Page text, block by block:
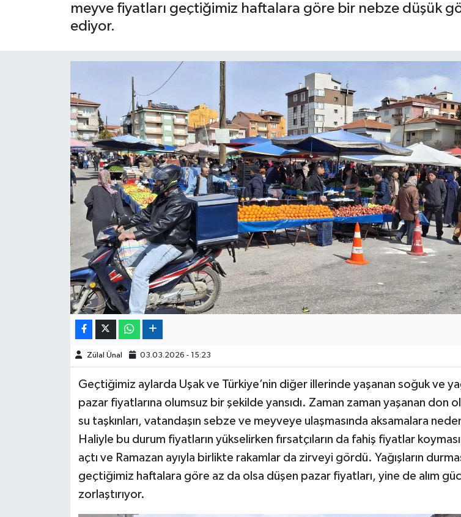
meyve fiyatları geçtiğimiz haftalara göre bir nebze düşük
ediyor.
Zülal Ünal 03.03.2026 - 15:23
Geçtiğimiz aylarda Uşak ve Türkiye’nin diğer illerinde yaşanan soğuk ve
pazar fiyatlarına olumsuz bir şekilde yansıdı. Zaman zaman yaşanan don
su taşkınları, vatandaşın sebze ve meyveye ulaşmasında aksamalara
Haliyle bu durum fiyatların yükselirken fırsatçıların da fahiş fiyatlar
açtı ve Ramazan ayıyla birlikte rakamlar da zirveyi gördü. Yağışların
geçtiğimiz haftalara göre az da olsa düşen pazar fiyatları, yine de alım
zorlaştırıyor.